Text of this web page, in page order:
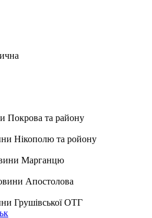
Покрова та району
Нікополю та ройону
Марганцю
Апостолова
Грушівської ОТГ